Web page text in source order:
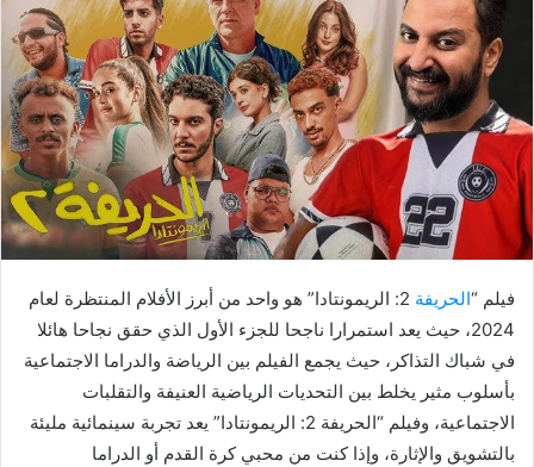
فيلم “الحريفة
2: الريمونتادا” هو واحد من أبرز الأفلام المنتظرة لعام
2024، حيث يعد استمرارا ناجحا للجزء الأول الذي حقق نجاحا هائلا
في شباك التذاكر، حيث يجمع الفيلم بين الرياضة والدراما الاجتماعية
بأسلوب مثير يخلط بين التحديات الرياضية العنيفة والتقلبات
الاجتماعية، وفيلم “الحريفة 2: الريمونتادا” يعد تجربة سينمائية مليئة
بالتشويق والإثارة، وإذا كنت من محبي كرة القدم أو الدراما